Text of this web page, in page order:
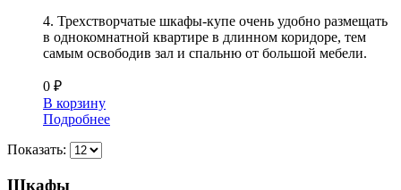
4. Трехстворчатые шкафы-купе очень удобно размещать
в однокомнатной квартире в длинном коридоре, тем
самым освободив зал и спальню от большой мебели.
0 ₽
В корзину
Подробнее
Показать:
Шкафы